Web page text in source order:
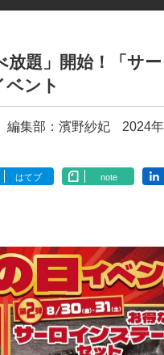
題」開始！「サ
ベント
編集部：濱野紗妃 2024
はてブ note